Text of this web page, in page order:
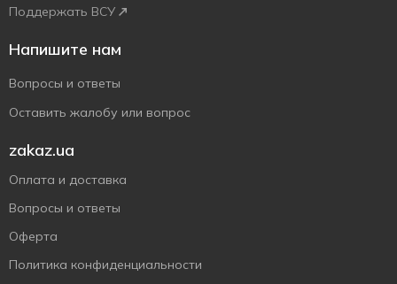
Поддержать ВСУ
Напишите нам
Вопросы и ответы
Оставить жалобу или вопрос
zakaz.ua
Оплата и доставка
Вопросы и ответы
Оферта
Политика конфиденциальности